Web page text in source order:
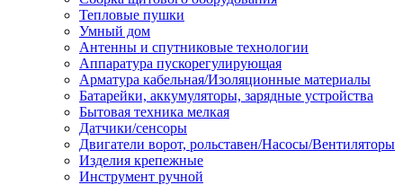
Тепловые пушки
Умный дом
Антенны и спутниковые технологии
Аппаратура пускорегулирующая
Арматура кабельная/Изоляционные материалы
Батарейки, аккумуляторы, зарядные устройства
Бытовая техника мелкая
Датчики/сенсоры
Двигатели ворот, рольставен/Насосы/Вентиляторы
Изделия крепежные
Инструмент ручной